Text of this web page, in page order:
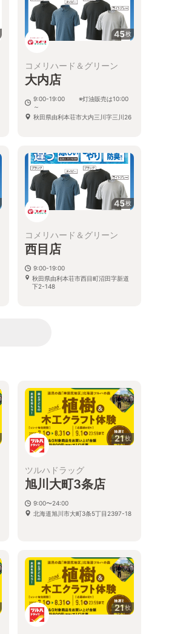
45枚
コメリハード＆グリーン
大内店
9:00-19:00 ※灯油販売は10:00
～
秋田県由利本荘市大内三川字三川26
45枚
コメリハード＆グリーン
西目店
9:00-19:00
秋田県由利本荘市西目町沼田字新道
下2-148
21枚
ツルハドラッグ
旭川大町3条店
9:00〜24:00
北海道旭川市大町3条5丁目2397-18
21枚